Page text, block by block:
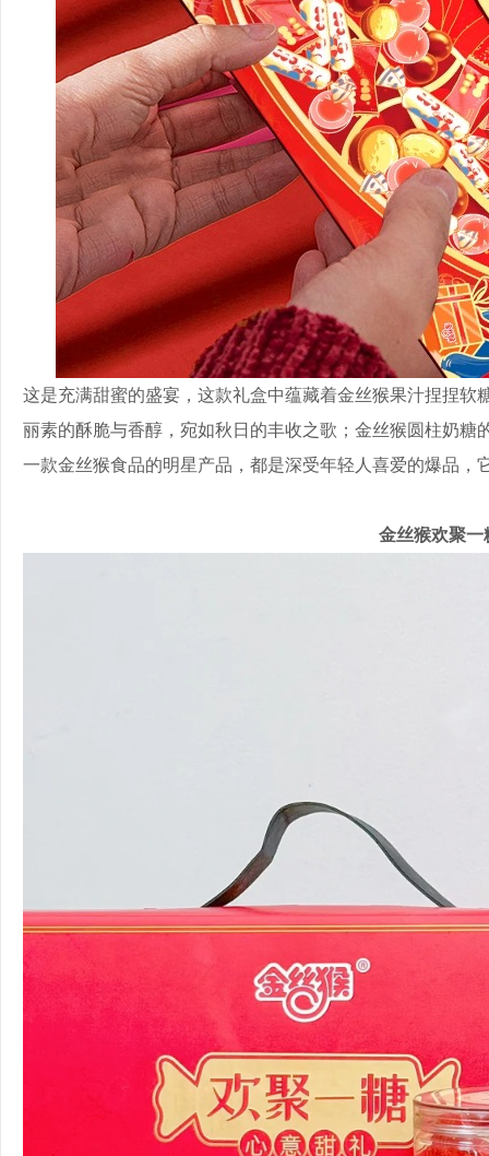
这是充满甜蜜的盛宴，这款礼盒中蕴藏着金丝猴果汁捏捏
丽素的酥脆与香醇，宛如秋日的丰收之歌；金丝猴圆柱奶
一款金丝猴食品的明星产品，都是深受年轻人喜爱的爆品，
金丝猴欢聚一